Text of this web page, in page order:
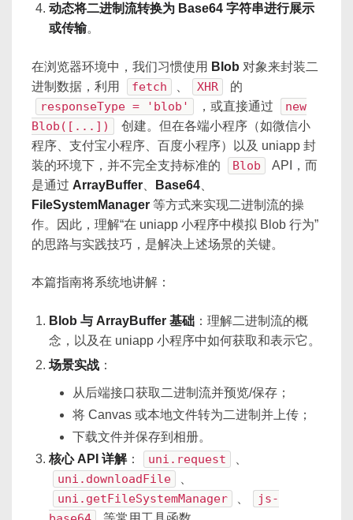
动态将二进制流转换为 Base64 字符串进行展示
或传输。
在浏览器环境中，我们习惯使用 Blob 对象来封装二
进制数据，利用
fetch XHR 的
responseType = 'blob' ，或直接通过
new
Blob([...])
创建。但在各端小程序（如微信小
程序、支付宝小程序、百度小程序）以及 uniapp 封
装的环境下，并不完全支持标准的
Blob
API，而
是通过 ArrayBuffer Base64
FileSystemManager 等方式来实现二进制流的操
作。因此，理解“在 uniapp 小程序中模拟 Blob 行为”
的思路与实践技巧，是解决上述场景的关键。
本篇指南将系统地讲解：
Blob 与 ArrayBuffer 基础 ：理解二进制流的概
念，以及在 uniapp 小程序中如何获取和表示它。
场景实战 ：
从后端接口获取二进制流并预览/保存；
将 Canvas 或本地文件转为二进制并上传；
下载文件并保存到相册。
核心 API 详解： uni.request
uni.downloadFile
uni.getFileSystemManager
js-